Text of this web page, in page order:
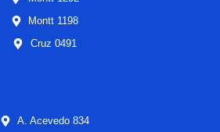
Montt 1198
Cruz 0491
A. Acevedo 834